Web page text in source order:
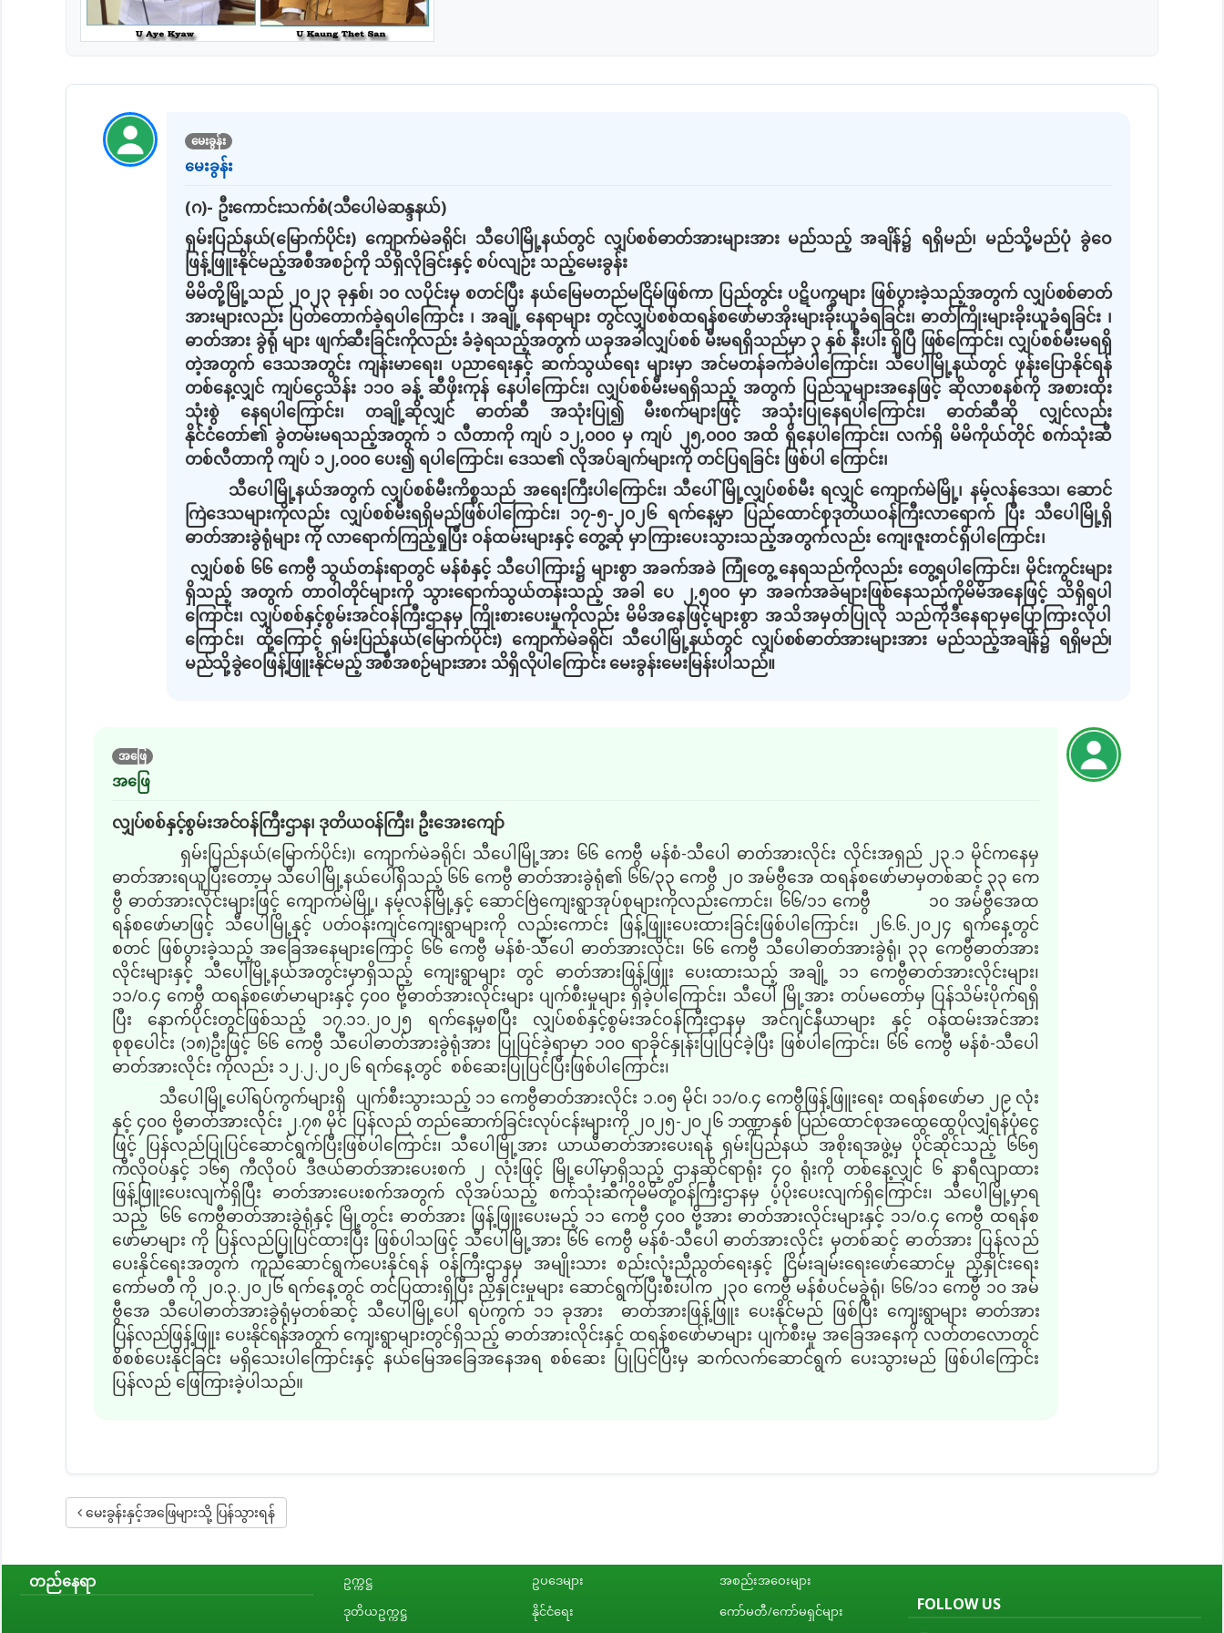
မေးခွန်း
မေးခွန်း
(ဂ)- ဦးကောင်းသက်စံ(သီပေါမဲဆန္ဒနယ်)
ရှမ်းပြည်နယ်(မြောက်ပိုင်း) ကျောက်မဲခရိုင်၊ သီပေါမြို့နယ်တွင် လျှပ်စစ်ဓာတ်အားများအား မည်သည့်အချိန်၌ ရရှိမည်၊ မည်သို့မည်ပုံ ခွဲဝေ
ဖြန့်ဖြူးနိုင်မည့်အစီအစဉ်ကို သိရှိလိုခြင်းနှင့် စပ်လျဉ်း သည့်မေးခွန်း
မိမိတို့မြို့သည် ၂၀၂၃ ခုနှစ်၊ ၁၀ လပိုင်းမှ စတင်ပြီး နယ်မြေမတည်မငြိမ်ဖြစ်ကာ ပြည်တွင်း ပဋိပက္ခများ ဖြစ်ပွားခဲ့သည့်အတွက် လျှပ်စစ်ဓာတ်
အားများလည်း ပြတ်တောက်ခဲ့ရပါကြောင်း ၊ အချို့ နေရာများ တွင်လျှပ်စစ်ထရန်စဖော်မာအိုးများခိုးယူခံရခြင်း၊ ဓာတ်ကြိုးများခိုးယူခံရခြင်း ၊
ဓာတ်အား ခွဲရုံ များ ဖျက်ဆီးခြင်းကိုလည်း ခံခဲ့ရသည့်အတွက် ယခုအခါလျှပ်စစ် မီးမရရှိသည်မှာ ၃ နှစ် နီးပါး ရှိပြီ ဖြစ်ကြောင်း၊ လျှပ်စစ်မီးမရရှိ
တဲ့အတွက် ဒေသအတွင်း ကျန်းမာရေး၊ ပညာရေးနှင့် ဆက်သွယ်ရေး များမှာ အင်မတန်ခက်ခဲပါကြောင်း၊ သီပေါမြို့နယ်တွင် ဖုန်းပြောနိုင်ရန်
တစ်နေ့လျှင် ကျပ်ငွေသိန်း ၁၁၀ ခန့် ဆီဖိုးကုန် နေပါကြောင်း၊ လျှပ်စစ်မီးမရရှိသည့် အတွက် ပြည်သူများအနေဖြင့် ဆိုလာစနစ်ကို အစားထိုး
သုံးစွဲ နေရပါကြောင်း၊ တချို့ဆိုလျှင် ဓာတ်ဆီ အသုံးပြု၍ မီးစက်များဖြင့် အသုံးပြုနေရပါကြောင်း၊ ဓာတ်ဆီဆို လျှင်လည်း
နိုင်ငံတော်၏ ခွဲတမ်းမရသည့်အတွက် ၁ လီတာကို ကျပ် ၁၂,၀၀၀ မှ ကျပ် ၂၅,၀၀၀ အထိ ရှိနေပါကြောင်း၊ လက်ရှိ မိမိကိုယ်တိုင် စက်သုံးဆီ
တစ်လီတာကို ကျပ် ၁၂,၀၀၀ ပေး၍ ရပါကြောင်း၊ ဒေသ၏ လိုအပ်ချက်များကို တင်ပြရခြင်း ဖြစ်ပါ ကြောင်း၊
သီပေါမြို့နယ်အတွက် လျှပ်စစ်မီးကိစ္စသည် အရေးကြီးပါကြောင်း၊ သီပေါ်မြို့လျှပ်စစ်မီး ရလျှင် ကျောက်မဲမြို့၊ နမ့်လန်ဒေသ၊ ဆောင်
ကြဲဒေသများကိုလည်း လျှပ်စစ်မီးရရှိမည်ဖြစ်ပါကြောင်း၊ ၁၇-၅- ၂၀၂၆ ရက်နေ့မှာ ပြည်ထောင်စုဒုတိယဝန်ကြီးလာရောက် ပြီး သီပေါမြို့ရှိ
ဓာတ်အားခွဲရုံများ ကို လာရောက်ကြည့်ရှုပြီး ဝန်ထမ်းများနှင့် တွေ့ဆုံ မှာကြားပေးသွားသည့်အတွက်လည်း ကျေးဇူးတင်ရှိပါကြောင်း၊
လျှပ်စစ် ၆၆ ကေဗွီ သွယ်တန်းရာတွင် မန်စံနှင့် သီပေါကြား၌ များစွာ အခက်အခဲ ကြုံတွေ့ နေရသည်ကိုလည်း တွေ့ရပါကြောင်း၊ မိုင်းကွင်းများ
ရှိသည့် အတွက် တာဝါတိုင်များကို သွားရောက်သွယ်တန်းသည့် အခါ ပေ ၂,၅၀၀ မှာ အခက်အခဲများဖြစ်နေသည်ကိုမိမိအနေဖြင့် သိရှိရပါ
ကြောင်း၊ လျှပ်စစ်နှင့်စွမ်းအင်ဝန်ကြီးဌာနမှ ကြိုးစားပေးမှုကိုလည်း မိမိအနေဖြင့်များစွာ အသိအမှတ်ပြုလို သည်ကိုဒီနေရာမှပြောကြားလိုပါ
ကြောင်း၊ ထို့ကြောင့် ရှမ်းပြည်နယ်(မြောက်ပိုင်း) ကျောက်မဲခရိုင်၊ သီပေါမြို့နယ်တွင် လျှပ်စစ်ဓာတ်အားများအား မည်သည့်အချိန်၌ ရရှိမည်၊
မည်သို့ခွဲဝေဖြန့်ဖြူးနိုင်မည့် အစီအစဉ်များအား သိရှိလိုပါကြောင်း မေးခွန်းမေးမြန်းပါသည်။
အဖြေ
အဖြေ
လျှပ်စစ်နှင့်စွမ်းအင်ဝန်ကြီးဌာန၊ ဒုတိယဝန်ကြီး၊ ဦးအေးကျော်
ရှမ်းပြည်နယ်(မြောက်ပိုင်း)၊ ကျောက်မဲခရိုင်၊ သီပေါမြို့အား ၆၆ ကေဗွီ မန်စံ-သီပေါ ဓာတ်အားလိုင်း လိုင်းအရှည် ၂၃.၁ မိုင်ကနေမှ
ဓာတ်အားရယူပြီးတော့မှ သီပေါမြို့နယ်ပေါ်ရှိသည့် ၆၆ ကေဗွီ ဓာတ်အားခွဲရုံ၏ ၆၆/၃၃ ကေဗွီ ၂၀ အမ်ဗွီအေ ထရန်စဖော်မာမှတစ်ဆင့် ၃၃ ကေ
ဗွီ ဓာတ်အားလိုင်းများဖြင့် ကျောက်မဲမြို့၊ နမ့်လန်မြို့နှင့် ဆောင်ဗြဲကျေးရွာအုပ်စုများကိုလည်းကောင်း၊ ၆၆/၁၁ ကေဗွီ
၁၀ အမ်ဗွီအေထ
ရန်စဖော်မာဖြင့် သီပေါမြို့နှင့် ပတ်ဝန်းကျင်ကျေးရွာများကို လည်းကောင်း ဖြန့်ဖြူးပေးထားခြင်းဖြစ်ပါကြောင်း၊ ၂၆.၆.၂၀၂၄ ရက်နေ့တွင်
စတင် ဖြစ်ပွားခဲ့သည့် အခြေအနေများကြောင့် ၆၆ ကေဗွီ မန်စံ-သီပေါ ဓာတ်အားလိုင်း၊ ၆၆ ကေဗွီ သီပေါဓာတ်အားခွဲရုံ၊ ၃၃ ကေဗွီဓာတ်အား
လိုင်းများနှင့် သီပေါမြို့နယ်အတွင်းမှာရှိသည့် ကျေးရွာများ တွင် ဓာတ်အားဖြန့်ဖြူး ပေးထားသည့် အချို့ ၁၁ ကေဗွီဓာတ်အားလိုင်းများ၊
၁၁/၀.၄ ကေဗွီ ထရန်စဖော်မာများနှင့် ၄၀၀ ဗို့ဓာတ်အားလိုင်းများ ပျက်စီးမှုများ ရှိခဲ့ပါကြောင်း၊ သီပေါ မြို့အား တပ်မတော်မှ ပြန်သိမ်းပိုက်ရရှိ
ပြီး နောက်ပိုင်းတွင်ဖြစ်သည့် ၁၇.၁၁.၂၀၂၅ ရက်နေ့မှစပြီး လျှပ်စစ်နှင့်စွမ်းအင်ဝန်ကြီးဌာနမှ အင်ဂျင်နီယာများ နှင့် ဝန်ထမ်းအင်အား
စုစုပေါင်း (၁၈)ဦးဖြင့် ၆၆ ကေဗွီ သီပေါဓာတ်အားခွဲရုံအား ပြုပြင်ခဲ့ရာမှာ ၁၀၀ ရာခိုင်နှုန်းပြုပြင်ခဲ့ပြီး ဖြစ်ပါကြောင်း၊ ၆၆ ကေဗွီ မန်စံ-သီပေါ
ဓာတ်အားလိုင်း ကိုလည်း ၁၂.၂.၂၀၂၆ ရက်နေ့တွင် စစ်ဆေးပြုပြင်ပြီးဖြစ်ပါကြောင်း၊
သီပေါမြို့ပေါ်ရပ်ကွက်များရှိ ပျက်စီးသွားသည့် ၁၁ ကေဗွီဓာတ်အားလိုင်း ၁.၀၅ မိုင်၊ ၁၁/၀.၄ ကေဗွီဖြန့်ဖြူးရေး ထရန်စဖော်မာ ၂၉ လုံး
နှင့် ၄၀၀ ဗို့ဓာတ်အားလိုင်း ၂.၇၈ မိုင် ပြန်လည် တည်ဆောက်ခြင်းလုပ်ငန်းများကို ၂၀၂၅- ၂၀၂၆ ဘဏ္ဍာနှစ် ပြည်ထောင်စုအထွေထွေပိုလျှံရန်ပုံငွေ
ဖြင့်ပြန်လည်ပြုပြင်ဆောင်ရွက်ပြီးဖြစ်ပါကြောင်း၊ သီပေါမြို့အား ယာယီဓာတ်အားပေးရန် ရှမ်းပြည်နယ် အစိုးရအဖွဲ့မှ ပိုင်ဆိုင်သည့် ၆၆၅
ကီလိုဝပ်နှင့် ၁၆၅ ကီလိုဝပ် ဒီဇယ်ဓာတ်အားပေးစက် ၂ လုံးဖြင့် မြို့ပေါ်မှာရှိသည့် ဌာနဆိုင်ရာရုံး ၄၀ ရုံးကို တစ်နေ့လျှင် ၆ နာရီလျာထား
ဖြန့်ဖြူးပေးလျက်ရှိပြီး ဓာတ်အားပေးစက်အတွက် လိုအပ်သည့် စက်သုံးဆီကိုမိမိတို့ဝန်ကြီးဌာနမှ ပံ့ပိုးပေးလျက်ရှိကြောင်း၊ သီပေါမြို့မှာရ
သည့် ၆၆ ကေဗွီဓာတ်အားခွဲရုံနှင့် မြို့တွင်း ဓာတ်အား ဖြန့်ဖြူးပေးမည့် ၁၁ ကေဗွီ ၄၀၀ ဗို့အား ဓာတ်အားလိုင်းများနှင့် ၁၁/၀.၄ ကေဗွီ ထရန်စ
ဖော်မာများ ကို ပြန်လည်ပြုပြင်ထားပြီး ဖြစ်ပါသဖြင့် သီပေါမြို့အား ၆၆ ကေဗွီ မန်စံ-သီပေါ ဓာတ်အားလိုင်း မှတစ်ဆင့် ဓာတ်အား ပြန်လည်
ပေးနိုင်ရေးအတွက် ကူညီဆောင်ရွက်ပေးနိုင်ရန် ဝန်ကြီးဌာနမှ အမျိုးသား စည်းလုံးညီညွတ်ရေးနှင့် ငြိမ်းချမ်းရေးဖော်ဆောင်မှု ညှိနှိုင်းရေး
ကော်မတီ ကို ၂၀.၃.၂၀၂၆ ရက်နေ့တွင် တင်ပြထားရှိပြီး ညှိနှိုင်းမှုများ ဆောင်ရွက်ပြီးစီးပါက ၂၃၀ ကေဗွီ မန်စံပင်မခွဲရုံ၊ ၆၆/၁၁ ကေဗွီ ၁၀ အမ်
ဗွီအေ သီပေါဓာတ်အားခွဲရုံမှတစ်ဆင့် သီပေါမြို့ပေါ် ရပ်ကွက် ၁၁ ခုအား ဓာတ်အားဖြန့်ဖြူး ပေးနိုင်မည် ဖြစ်ပြီး ကျေးရွာများ ဓာတ်အား
ပြန်လည်ဖြန့်ဖြူး ပေးနိုင်ရန်အတွက်ကျေးရွာများတွင်ရှိသည့် ဓာတ်အားလိုင်းနှင့် ထရန်စဖော်မာများ ပျက်စီးမှု အခြေအနေကို လတ်တလောတွင်
စိစစ်ပေးနိုင်ခြင်း မရှိသေးပါကြောင်းနှင့် နယ်မြေအခြေအနေအရ စစ်ဆေး ပြုပြင်ပြီးမှ ဆက်လက်ဆောင်ရွက် ပေးသွားမည် ဖြစ်ပါကြောင်း
ပြန်လည် ဖြေကြားခဲ့ပါသည်။
မေးခွန်းနှင့်အဖြေများသို့ ပြန်သွားရန်
တည်နေရာ
ဥက္ကဋ္ဌ
ဒုတိယဥက္ကဋ္ဌ
ဥပဒေများ
နိုင်ငံရေး
အစည်းအဝေးများ
ကော်မတီ/ကော်မရှင်များ
FOLLOW US